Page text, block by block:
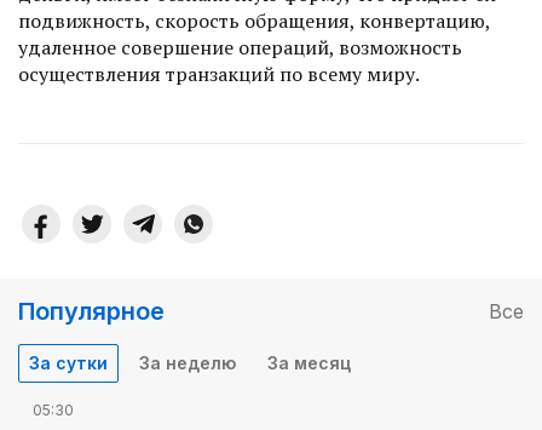
подвижность, скорость обращения, конвертацию,
удаленное совершение операций, возможность
осуществления транзакций по всему миру.
Популярное Все
За сутки За неделю За месяц
05:30